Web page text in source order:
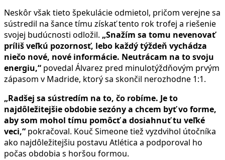
Neskôr však tieto špekulácie odmietol, pričom verejne sa
sústredil na šance tímu získať tento rok trofej a riešenie
svojej budúcnosti odložil. „Snažím sa tomu nevenovať
príliš veľkú pozornosť, lebo každý týždeň vychádza
niečo nové, nové informácie. Neutrácam na to svoju
energiu,“ povedal Álvarez pred minulotýždňovým prvým
zápasom v Madride, ktorý sa skončil nerozhodne 1:1.
„Radšej sa sústredím na to, čo robíme. Je to
najdôležitejšie obdobie sezóny a chcem byť vo forme,
aby som mohol tímu pomôcť a dosiahnuť tu veľké
veci,“ pokračoval. Kouč Simeone tiež vyzdvihol útočníka
ako najdôležitejšiu postavu Atlética a podporoval ho
počas obdobia s horšou formou.